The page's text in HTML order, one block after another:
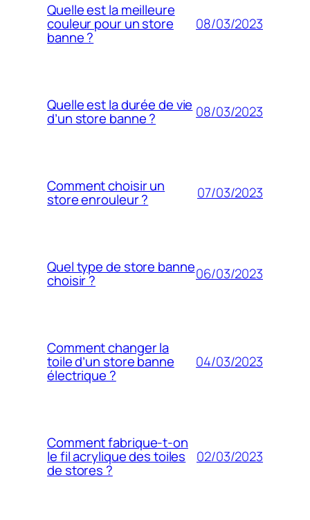
Quelle est la meilleure
couleur pour un store
banne ?
08/03/2023
Quelle est la durée de vie
d’un store banne ? 08/03/2023
Comment choisir un
store enrouleur ? 07/03/2023
Quel type de store banne
choisir ? 06/03/2023
Comment changer la
toile d’un store banne
électrique ?
04/03/2023
Comment fabrique-t-on
le fil acrylique des toiles
de stores ?
02/03/2023